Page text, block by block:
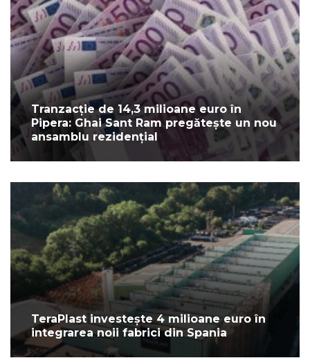
Tranzacție de 14,3 milioane euro în
Pipera: Ghai Sant Ram pregătește un nou
ansamblu rezidențial
TeraPlast investește 4 milioane euro în
integrarea noii fabrici din Spania